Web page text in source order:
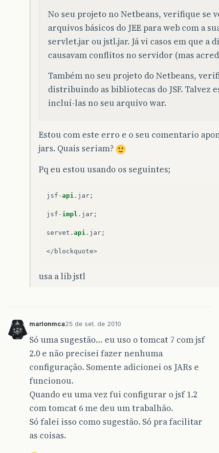
No seu projeto no Netbeans, verifique se
arquivos básicos do JEE para web com a
servlet.jar ou jstl.jar. Já vi casos em que a
causavam conflitos no servidor (mas
Também no seu projeto do Netbeans,
distribuindo as bibliotecas do JSF. Talvez
incluí-las no seu arquivo war.
Estou com este erro e o seu comentario
jars. Quais seriam?
Pq eu estou usando os seguintes;
jsf -api . jar ;
jsf - impl . jar ;
servet . api . jar ;
</ blockquote>
usa a lib jstl
marlonmca25 de set. de 2010
Só uma sugestão… eu uso o tomcat 7 com jsf
2.0 e não precisei fazer nenhuma
configuração. Somente adicionei os JARs e
funcionou.
Quando eu uma vez fui configurar o jsf 1.2
com tomcat 6 me deu um trabalhão.
Só falei isso como sugestão. Só pra facilitar
as coisas.